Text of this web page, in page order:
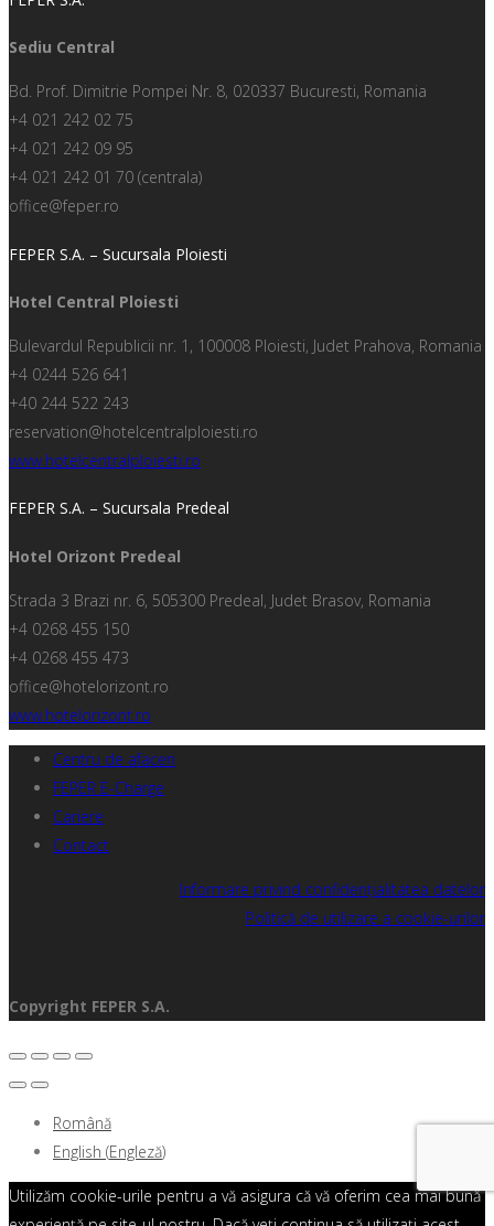
Sediu Central
Bd. Prof. Dimitrie Pompei Nr. 8, 020337 Bucuresti, Romania
+4 021 242 02 75
+4 021 242 09 95
+4 021 242 01 70 (centrala)
office@feper.ro
FEPER S.A. – Sucursala Ploiesti
Hotel Central Ploiesti
Bulevardul Republicii nr. 1, 100008 Ploiesti, Judet Prahova, Romania
+4 0244 526 641
+40 244 522 243
reservation@hotelcentralploiesti.ro
www.hotelcentralploiesti.ro
FEPER S.A. – Sucursala Predeal
Hotel Orizont Predeal
Strada 3 Brazi nr. 6, 505300 Predeal, Judet Brasov, Romania
+4 0268 455 150
+4 0268 455 473
office@hotelorizont.ro
www.hotelorizont.ro
Centru de afaceri
FEPER E-Charge
Cariere
Contact
Informare privind confidențialitatea datelor
Politică de utilizare a cookie-urilor
Copyright FEPER S.A.
Română
English (Engleză)
Utilizăm cookie-urile pentru a vă asigura că vă oferim cea mai bună